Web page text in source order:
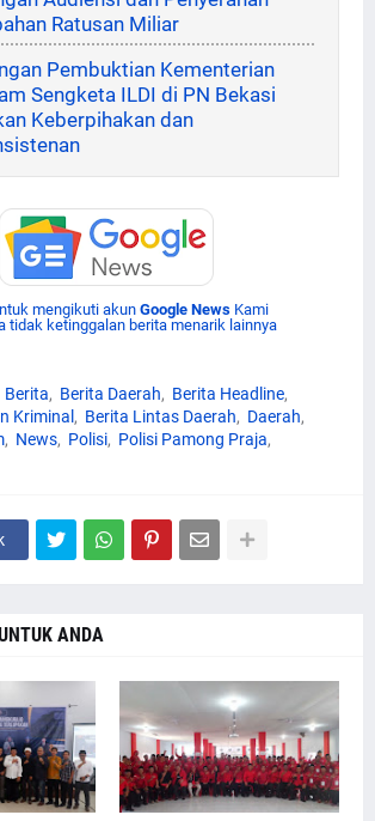
Ratusan Miliar
Pembuktian Kementerian
Sengketa ILDI di PN Bekasi
Keberpihakan dan
mengikuti akun Google News Kami
tidak ketinggalan berita menarik lainnya
Berita Berita Daerah
Berita Headline
Kriminal
Berita Lintas Daerah
Daerah
News Polisi
Polisi Pamong Praja
ANDA